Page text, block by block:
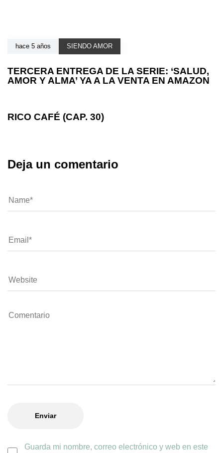
hace 5 años SIENDO AMOR
TERCERA ENTREGA DE LA SERIE: ‘SALUD,
AMOR Y ALMA’ YA A LA VENTA EN AMAZON
RICO CAFÉ (CAP. 30)
Deja un comentario
Guarda mi nombre, correo electrónico y web en este